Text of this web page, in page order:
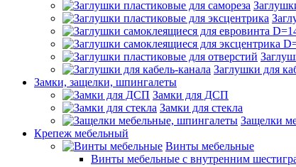
Заглушки для
Замки, защелки, шпингалеты
Замки для ДСП
Замки для стекла
Защелки
Крепеж мебельный
Винты мебельные
Винты мебельные с внутренним